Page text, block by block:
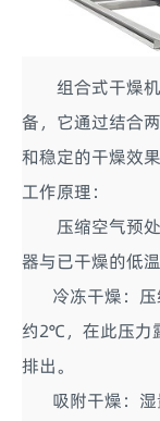
组合式干燥机
备，它通过结合
和稳定的干燥效果
工作原理：
压缩空气预处
器与已干燥的低
冷冻干燥：压
约2℃，在此压力
排出。
吸附干燥：湿